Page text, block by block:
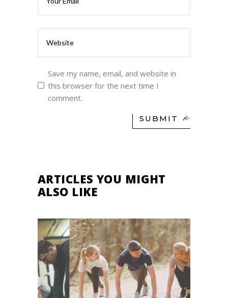
Save my name, email, and website in
this browser for the next time I
comment.
SUBMIT
ARTICLES YOU MIGHT
ALSO LIKE